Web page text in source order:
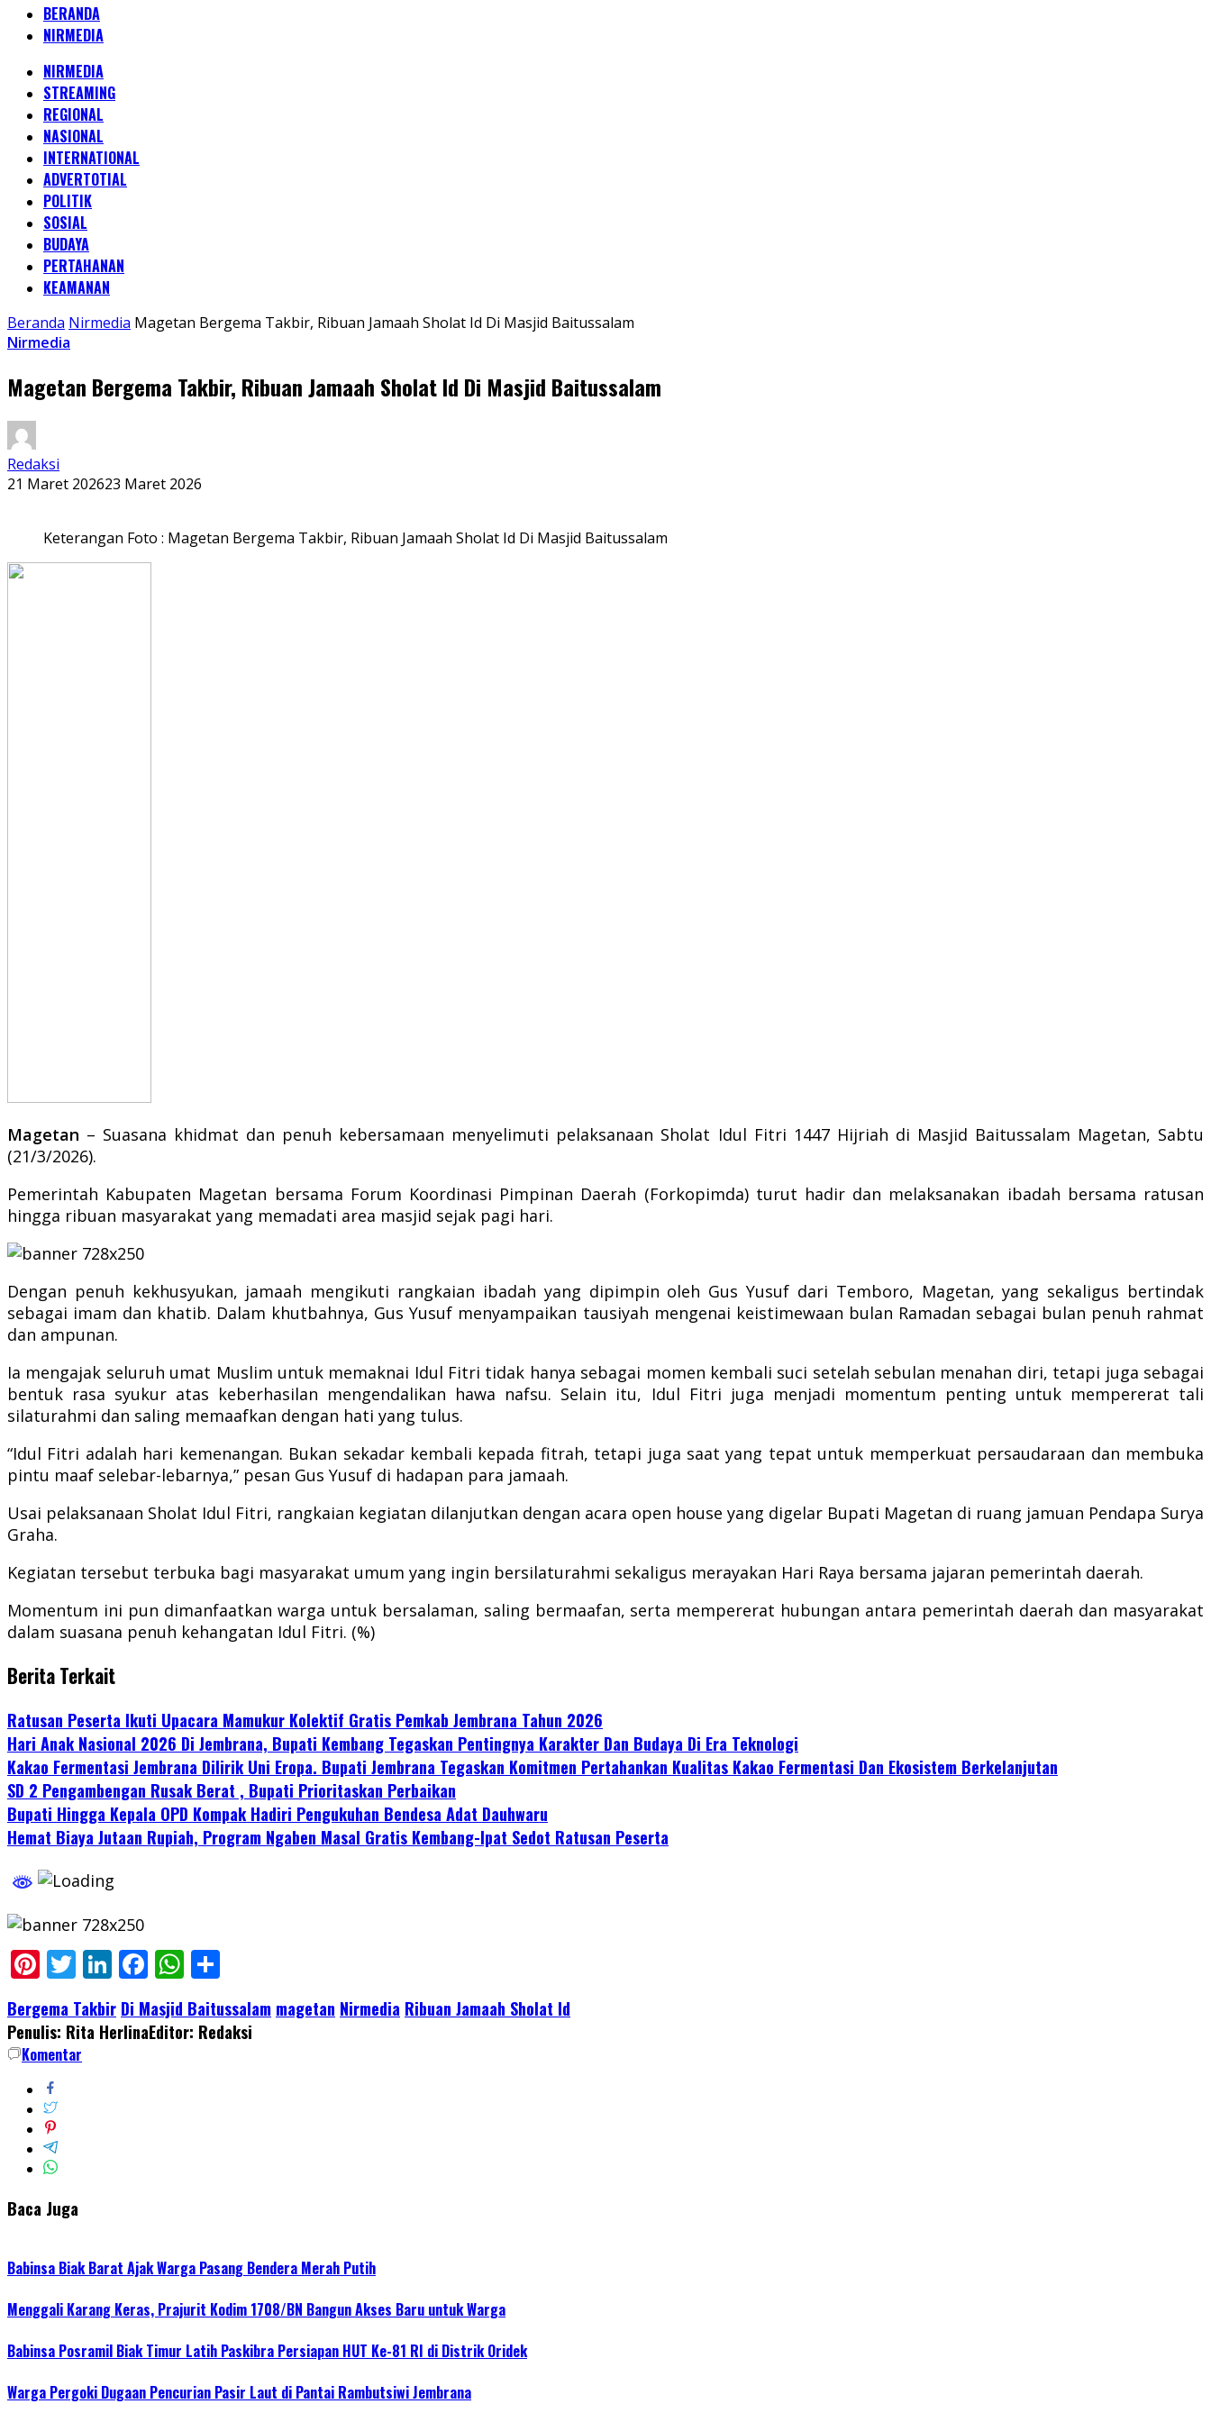
BERANDA
NIRMEDIA
NIRMEDIA
STREAMING
REGIONAL
NASIONAL
INTERNATIONAL
ADVERTOTIAL
POLITIK
SOSIAL
BUDAYA
PERTAHANAN
KEAMANAN
Beranda Nirmedia Magetan Bergema Takbir, Ribuan Jamaah Sholat Id Di Masjid Baitussalam
Nirmedia
Magetan Bergema Takbir, Ribuan Jamaah Sholat Id Di Masjid Baitussalam
Redaksi
21 Maret 202623 Maret 2026
Keterangan Foto : Magetan Bergema Takbir, Ribuan Jamaah Sholat Id Di Masjid Baitussalam
Magetan – Suasana khidmat dan penuh kebersamaan menyelimuti pelaksanaan Sholat Idul Fitri 1447 Hijriah di Masjid Baitussalam Magetan, Sabtu
(21/3/2026).
Pemerintah Kabupaten Magetan bersama Forum Koordinasi Pimpinan Daerah (Forkopimda) turut hadir dan melaksanakan ibadah bersama ratusan
hingga ribuan masyarakat yang memadati area masjid sejak pagi hari.
Dengan penuh kekhusyukan, jamaah mengikuti rangkaian ibadah yang dipimpin oleh Gus Yusuf dari Temboro, Magetan, yang sekaligus bertindak
sebagai imam dan khatib. Dalam khutbahnya, Gus Yusuf menyampaikan tausiyah mengenai keistimewaan bulan Ramadan sebagai bulan penuh rahmat
dan ampunan.
Ia mengajak seluruh umat Muslim untuk memaknai Idul Fitri tidak hanya sebagai momen kembali suci setelah sebulan menahan diri, tetapi juga sebagai
bentuk rasa syukur atas keberhasilan mengendalikan hawa nafsu. Selain itu, Idul Fitri juga menjadi momentum penting untuk mempererat tali
silaturahmi dan saling memaafkan dengan hati yang tulus.
“Idul Fitri adalah hari kemenangan. Bukan sekadar kembali kepada fitrah, tetapi juga saat yang tepat untuk memperkuat persaudaraan dan membuka
pintu maaf selebar-lebarnya,” pesan Gus Yusuf di hadapan para jamaah.
Usai pelaksanaan Sholat Idul Fitri, rangkaian kegiatan dilanjutkan dengan acara open house yang digelar Bupati Magetan di ruang jamuan Pendapa Surya
Graha.
Kegiatan tersebut terbuka bagi masyarakat umum yang ingin bersilaturahmi sekaligus merayakan Hari Raya bersama jajaran pemerintah daerah.
Momentum ini pun dimanfaatkan warga untuk bersalaman, saling bermaafan, serta mempererat hubungan antara pemerintah daerah dan masyarakat
dalam suasana penuh kehangatan Idul Fitri. (%)
Berita Terkait
Ratusan Peserta Ikuti Upacara Mamukur Kolektif Gratis Pemkab Jembrana Tahun 2026
Hari Anak Nasional 2026 Di Jembrana, Bupati Kembang Tegaskan Pentingnya Karakter Dan Budaya Di Era Teknologi
Kakao Fermentasi Jembrana Dilirik Uni Eropa. Bupati Jembrana Tegaskan Komitmen Pertahankan Kualitas Kakao Fermentasi Dan Ekosistem Berkelanjutan
SD 2 Pengambengan Rusak Berat , Bupati Prioritaskan Perbaikan
Bupati Hingga Kepala OPD Kompak Hadiri Pengukuhan Bendesa Adat Dauhwaru
Hemat Biaya Jutaan Rupiah, Program Ngaben Masal Gratis Kembang-Ipat Sedot Ratusan Peserta
Pinterest
Twitter
LinkedIn
Facebook
WhatsApp
Bergema Takbir Di Masjid Baitussalam magetan Nirmedia Ribuan Jamaah Sholat Id
Penulis: Rita HerlinaEditor: Redaksi
Komentar
Baca Juga
Babinsa Biak Barat Ajak Warga Pasang Bendera Merah Putih
Menggali Karang Keras, Prajurit Kodim 1708/BN Bangun Akses Baru untuk Warga
Babinsa Posramil Biak Timur Latih Paskibra Persiapan HUT Ke-81 RI di Distrik Oridek
Warga Pergoki Dugaan Pencurian Pasir Laut di Pantai Rambutsiwi Jembrana